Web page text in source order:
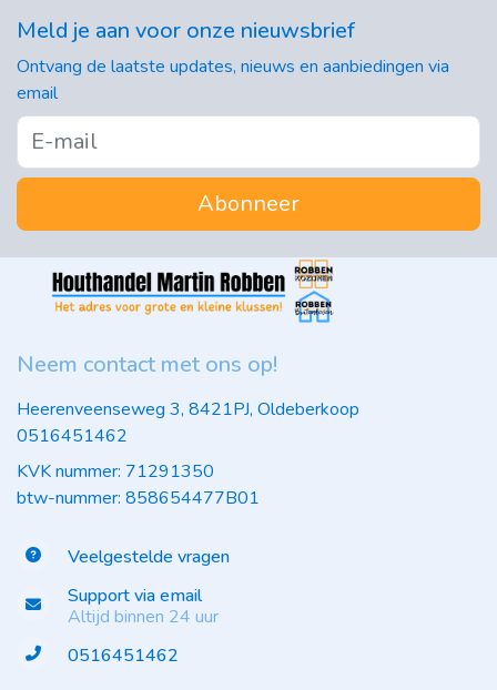
Meld je aan voor onze nieuwsbrief
Ontvang de laatste updates, nieuws en aanbiedingen via
email
Abonneer
Neem contact met ons op!
Heerenveenseweg 3, 8421PJ, Oldeberkoop
0516451462
KVK nummer: 71291350
btw-nummer: 858654477B01
Veelgestelde vragen
Support via email
Altijd binnen 24 uur
0516451462